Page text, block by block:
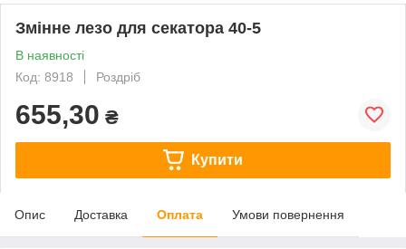
Змінне лезо для секатора 40-5
В наявності
Код: 8918
Роздріб
655,30 ₴
Купити
Опис Доставка Оплата Умови повернення